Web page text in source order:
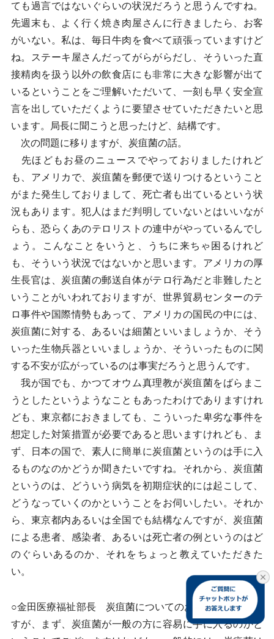
ても過言ではないぐらいの状況だろうと思うんですね。
先週末も、よく行く焼き肉屋さんに行きましたら、お客
がいない。私は、毎日牛肉を食べて頑張っていますけど
ね。ステーキ屋さんだってがらがらだし、そういった直
接精肉を扱う以外の飲食店にも非常に大きな影響が出て
いるということをご理解いただいて、一刻も早く安全宣
言を出していただくように要望させていただきたいと思
います。局長に聞こうと思ったけど、結構です。
次の問題に移りますが、炭疽菌の話。
先ほどもお昼のニュースでやっておりましたけれど
も、アメリカで、炭疽菌を郵便で送りつけるということ
がまた発生しておりまして、死亡者も出ているという状
況もあります。犯人はまだ判明していないとはいいなが
らも、恐らくあのテロリストの連中がやっているんでし
ょう。こんなことをいうと、うちに来ちゃ困るけれど
も、そういう状況ではないかと思います。アメリカの厚
生長官は、炭疽菌の郵送自体がテロ行為だと非難したと
いうことがいわれておりますが、世界貿易センターのテ
ロ事件や国際情勢もあって、アメリカの国民の中には、
炭疽菌に対する、あるいは細菌といいましょうか、そう
いった生物兵器といいましょうか、そういったものに関
する不安が広がっているのは事実だろうと思うんです。
我が国でも、かつてオウム真理教が炭疽菌をばらまこ
うとしたというようなこともあったわけでありますけれ
ども、東京都におきましても、こういった卑劣な事件を
想定した対策措置が必要であると思いますけれども、ま
ず、日本の国で、素人に簡単に炭疽菌というのは手に入
るものなのかどうか聞きたいですね。それから、炭疽菌
というのは、どういう病気を初期症状的には起こして、
どうなっていくのかということをお伺いしたい。それか
ら、東京都内あるいは全国でも結構なんですが、炭疽菌
による患者、感染者、あるいは死亡者の例というのはど
のぐらいあるのか、それをちょっと教えていただきた
い。
○金田医療福祉部長 炭疽菌についてのお尋ねでございま
すが、まず、炭疽菌が一般の方に容易に手に入るのかと